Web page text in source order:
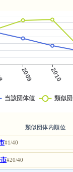
類似団体内順位
#1/40
#20/40